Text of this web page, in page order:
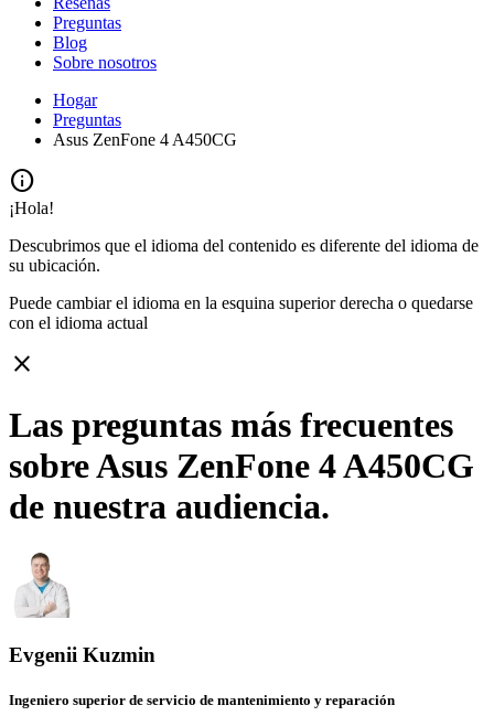
Preguntas
Blog
Sobre nosotros
Hogar
Preguntas
Asus ZenFone 4 A450CG
info
¡Hola!
Descubrimos que el idioma del contenido es diferente del idioma de
su ubicación.
Puede cambiar el idioma en la esquina superior derecha o quedarse
con el idioma actual
close
Las preguntas más frecuentes
sobre Asus ZenFone 4 A450CG
de nuestra audiencia.
Evgenii Kuzmin
Ingeniero superior de servicio de mantenimiento y reparación